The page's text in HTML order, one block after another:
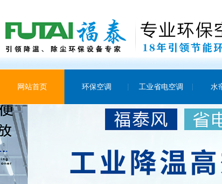
网站首页 环保空调 工业省电空调 水